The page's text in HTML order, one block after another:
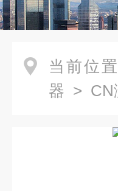
当前位置
器 > CN